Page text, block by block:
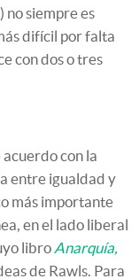
no siempre es
difícil por falta
con dos o tres
con la
entre igualdad y
más importante
en el lado liberal
libro Anarquía,
de Rawls. Para